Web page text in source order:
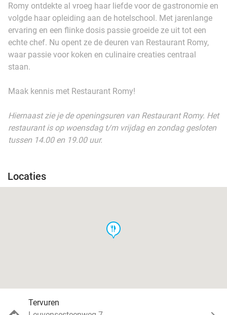
Romy ontdekte al vroeg haar liefde voor de gastronomie en
volgde haar opleiding aan de hotelschool. Met jarenlange
ervaring en een flinke dosis passie groeide ze uit tot een
echte chef. Nu opent ze de deuren van Restaurant Romy,
waar passie voor koken en culinaire creaties centraal
staan.
Maak kennis met Restaurant Romy!
Hiernaast zie je de openingsuren van Restaurant Romy. Het
restaurant is op woensdag t/m vrijdag en zondag gesloten
tussen 14.00 en 19.00 uur.
Locaties
food
Tervuren